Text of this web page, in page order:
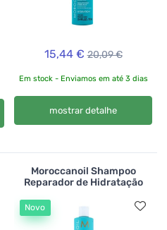
15,44 € 20,09 €
Em stock - Enviamos em até 3 dias
mostrar detalhe
Moroccanoil Shampoo
Reparador de Hidratação
Novo